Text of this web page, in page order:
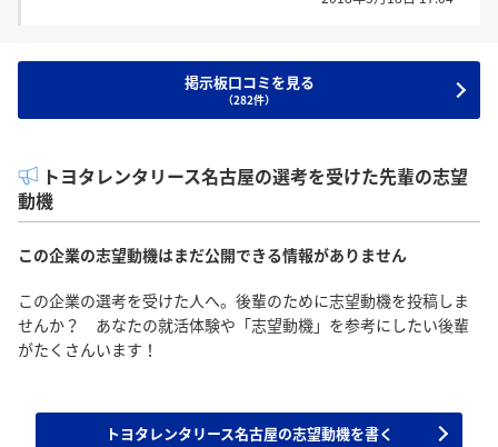
掲示板口コミを見る
（282件）
トヨタレンタリース名古屋の選考を受けた先輩の志望
動機
この企業の志望動機はまだ公開できる情報がありません
この企業の選考を受けた人へ。後輩のために志望動機を投稿しま
せんか？ あなたの就活体験や「志望動機」を参考にしたい後輩
がたくさんいます！
トヨタレンタリース名古屋の志望動機を書く